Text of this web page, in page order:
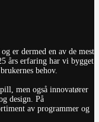
er dermed en av de mest
års erfaring har vi bygget
behov.
men også innovatører
design. På
av programmer og